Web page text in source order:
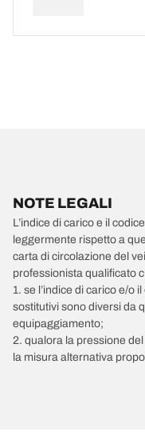
NOTE LEGALI
L’indice di carico e il
leggermente rispetto a
carta di circolazione del
professionista qualificato
1. se l’indice di carico e/o
sostitutivi sono diversi da
equipaggiamento;
2. qualora la pressione
la misura alternativa